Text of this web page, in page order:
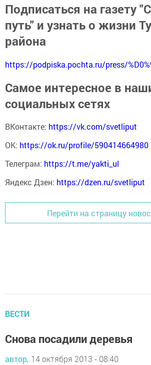
Подписаться на газету
путь" и узнать о жизни
района
https://podpiska.pochta.ru/press/
Самое интересное в
социальных сетях
ВКонтакте: https://vk.com/svetliput
ОК: https://ok.ru/profile/590414664980
Телеграм: https://t.me/yakti_ul
Яндекс Дзен: https://dzen.ru/svetliput
Перейти на страницу
ВЕСТИ
Снова посадили деревья
автор, 14 октября 2013 - 08:40